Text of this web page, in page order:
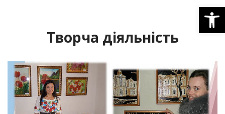
Творча діяльність